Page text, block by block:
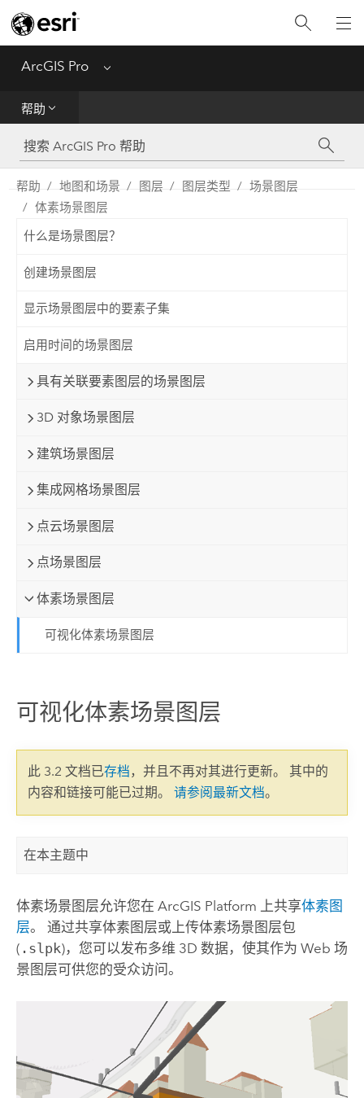
ArcGIS Pro Menu
帮助
工具参考
Python
SDK
帮助 地图和场景 图层 图层类型
场景图层
体素场景图层
什么是场景图层？
创建场景图层
显示场景图层中的要素子集
启用时间的场景图层
具有关联要素图层的场景图层
3D 对象场景图层
建筑场景图层
集成网格场景图层
点云场景图层
点场景图层
体素场景图层
可视化体素场景图层
可视化体素场景图层
此 3.2 文档已存档，并且不再对其进行更新。 其中的
内容和链接可能已过期。 请参阅最新文档。
在本主题中
体素场景图层允许您在 ArcGIS Platform 上共享体素图
层。 通过共享体素图层或上传体素场景图层包
( .slpk)，您可以发布多维 3D 数据，使其作为 Web 场
景图层可供您的受众访问。